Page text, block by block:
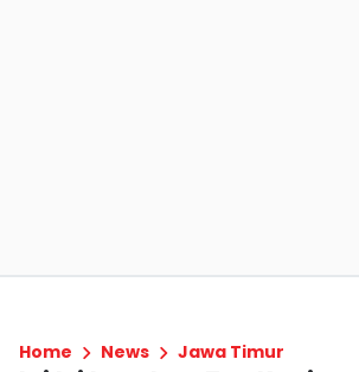
Home News Jawa Timur